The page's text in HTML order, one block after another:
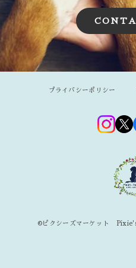
プライバシーポリシー
©︎ピクシーズマーケット